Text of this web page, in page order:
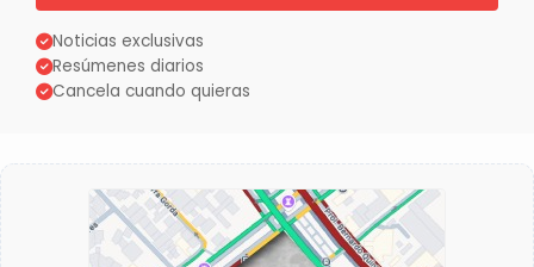
Noticias exclusivas
Resúmenes diarios
Cancela cuando quieras